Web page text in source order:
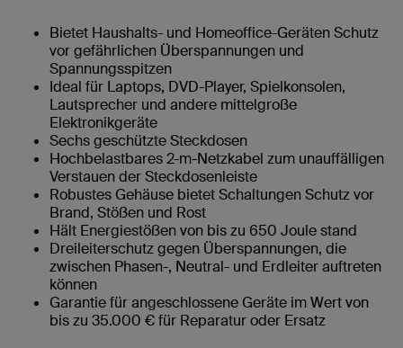
Bietet Haushalts- und Homeoffice-Geräten Schutz
vor gefährlichen Überspannungen und
Spannungsspitzen
Ideal für Laptops, DVD-Player, Spielkonsolen,
Lautsprecher und andere mittelgroße
Elektronikgeräte
Sechs geschützte Steckdosen
Hochbelastbares 2-m-Netzkabel zum unauffälligen
Verstauen der Steckdosenleiste
Robustes Gehäuse bietet Schaltungen Schutz vor
Brand, Stößen und Rost
Hält Energiestößen von bis zu 650 Joule stand
Dreileiterschutz gegen Überspannungen, die
zwischen Phasen-, Neutral- und Erdleiter auftreten
können
Garantie für angeschlossene Geräte im Wert von
bis zu 35.000 € für Reparatur oder Ersatz